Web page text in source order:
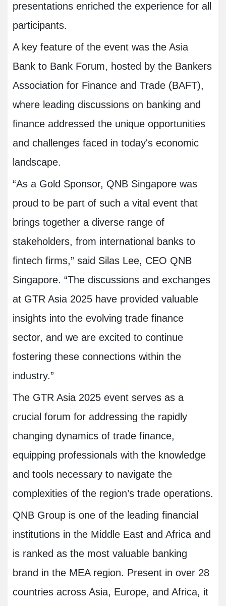
presentations enriched the experience for all
participants.
A key feature of the event was the Asia
Bank to Bank Forum, hosted by the Bankers
Association for Finance and Trade (BAFT),
where leading discussions on banking and
finance addressed the unique opportunities
and challenges faced in today's economic
landscape.
“As a Gold Sponsor, QNB Singapore was
proud to be part of such a vital event that
brings together a diverse range of
stakeholders, from international banks to
fintech firms,” said Silas Lee, CEO QNB
Singapore. “The discussions and exchanges
at GTR Asia 2025 have provided valuable
insights into the evolving trade finance
sector, and we are excited to continue
fostering these connections within the
industry.”
The GTR Asia 2025 event serves as a
crucial forum for addressing the rapidly
changing dynamics of trade finance,
equipping professionals with the knowledge
and tools necessary to navigate the
complexities of the region’s trade operations.
QNB Group is one of the leading financial
institutions in the Middle East and Africa and
is ranked as the most valuable banking
brand in the MEA region. Present in over 28
countries across Asia, Europe, and Africa, it